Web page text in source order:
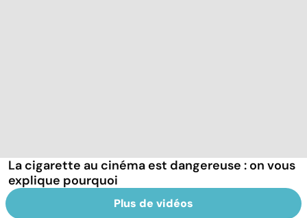
La cigarette au cinéma est dangereuse : on vous
explique pourquoi
Plus de vidéos